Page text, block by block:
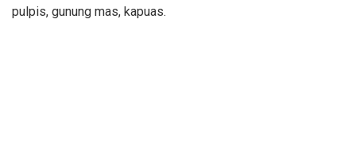
pulpis, gunung mas, kapuas.